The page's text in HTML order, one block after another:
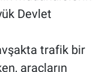
Devlet
trafik bir
araçların